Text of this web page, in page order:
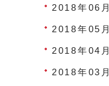
2018年06月
2018年05月
2018年04月
2018年03月